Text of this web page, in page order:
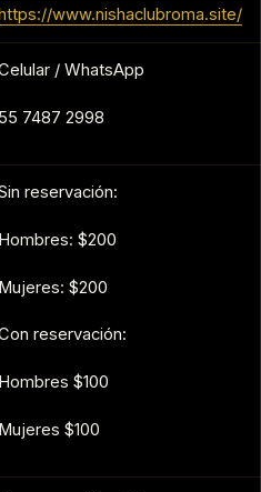
https://www.nishaclubroma.site/
/ WhatsApp
55 7487 2998
reservación:
Hombres: $200
Mujeres: $200
reservación:
Hombres $100
Mujeres $100